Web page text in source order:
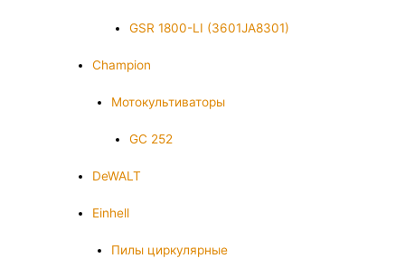
GSR 1800-LI (3601JA8301)
Champion
Мотокультиваторы
GC 252
DeWALT
Einhell
Пилы циркулярные